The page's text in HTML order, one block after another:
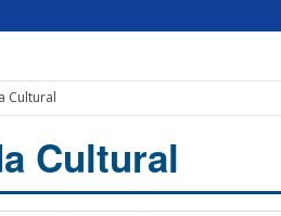
Cultural
Cultural